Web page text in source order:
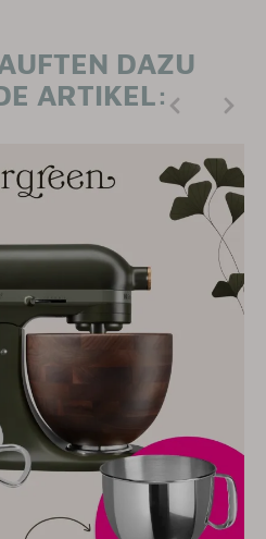
DAZU
ARTIKEL: